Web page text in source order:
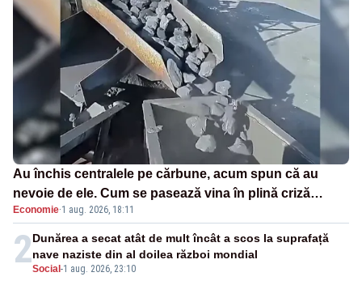
Au închis centralele pe cărbune, acum spun că au
nevoie de ele. Cum se pasează vina în plină criză
energetică
Economie·1 aug. 2026, 18:11
2Social -1 aug. 2026, 23:10
Dunărea a secat atât de mult încât a scos la suprafață
nave naziste din al doilea război mondial